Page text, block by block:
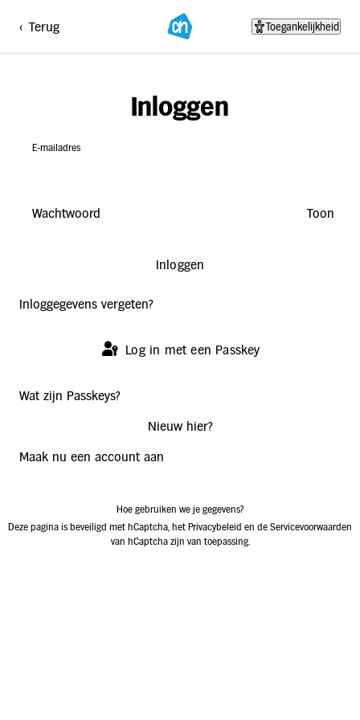
< Terug Toegankelijkheid
Inloggen
E-mailadres
Wachtwoord Toon
Inloggen
Inloggegevens vergeten?
Log in met een Passkey
Wat zijn Passkeys?
Nieuw hier?
Maak nu een account aan
Hoe gebruiken we je gegevens?
Deze pagina is beveiligd met hCaptcha, het Privacybeleid en de Servicevoorwaarden
van hCaptcha zijn van toepassing.